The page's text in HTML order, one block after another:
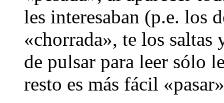
les interesaban (p.e. los
«chorrada», te los
de pulsar para leer sólo
resto es más fácil